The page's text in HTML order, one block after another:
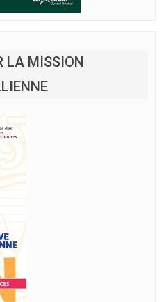
LA MISSION